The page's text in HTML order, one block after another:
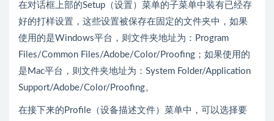
在对话框上部的Setup（设置）菜单的子菜单中装有已经存
好的打样设置，这些设置被保存在固定的文件夹中，如果
使用的是Windows平台，则文件夹地址为：Program
Files/Common Files/Adobe/Color/Proofing；如果使用的
是Mac平台，则文件夹地址为：System Folder/Application
Support/Adobe/Color/Proofing。
在接下来的Profile（设备描述文件）菜单中，可以选择要